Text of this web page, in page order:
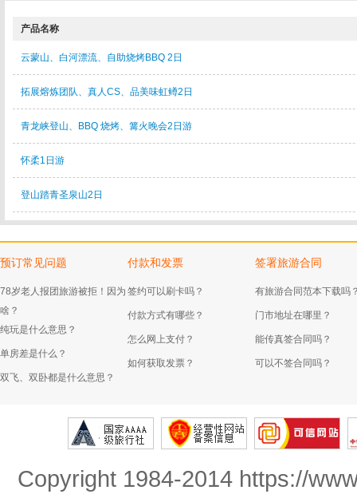
产品名称
云蒙山、白河漂流、自助烧烤BBQ 2日
拓展熔炼团队、真人CS、品美味虹鳟2日
青龙峡登山、BBQ 烧烤、篝火晚会2日游
怀柔1日游
登山踏青圣泉山2日
预订常见问题
78岁老人报团旅游被拒！因为
啥？
纯玩是什么意思？
单房差是什么？
双飞、双卧都是什么意思？
付款和发票
签约可以刷卡吗？
付款方式有哪些？
怎么网上支付？
如何获取发票？
签署旅游合同
有旅游合同范本下载吗
门市地址在哪里？
能传真签合同吗？
可以不签合同吗？
Copyright 1984-2014 https://